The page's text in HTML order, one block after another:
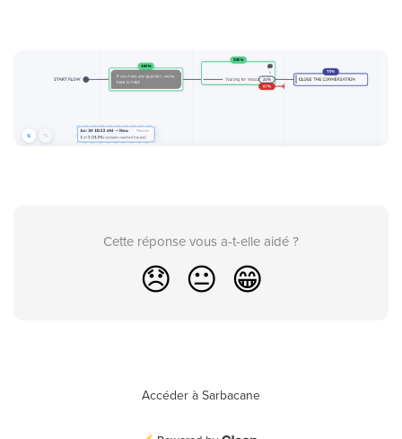
Cette réponse vous a-t-elle aidé ?
😞 😐 😁
Accéder à Sarbacane